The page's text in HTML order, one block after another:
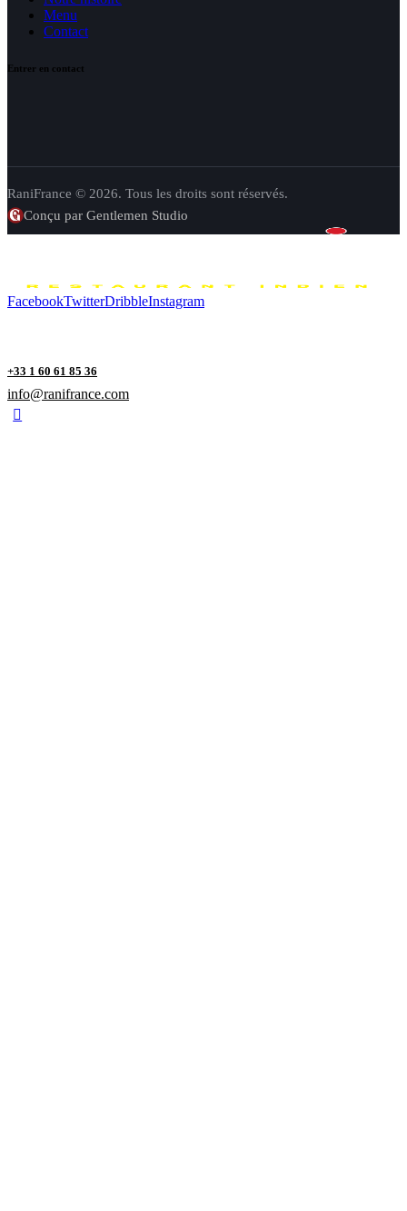
Menu
Contact
Entrer en contact
RaniFrance © 2026. Tous les droits sont réservés.
Conçu par Gentlemen Studio
FacebookTwitterDribbleInstagram
+33 1 60 61 85 36
info@ranifrance.com